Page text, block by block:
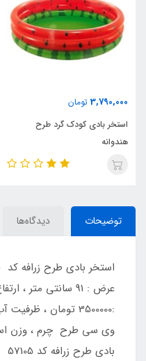
2,799,998
استخر بادی سایبان دار طرح پو
توضیحات دیدگاه‌ها